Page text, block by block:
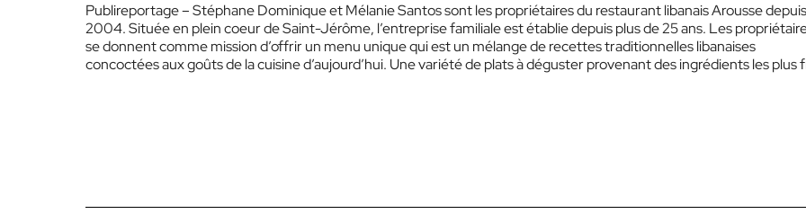
Publireportage – Stéphane Dominique et Mélanie Santos sont les propriétaires du restaurant libanais Arousse depuis
2004. Située en plein coeur de Saint-Jérôme, l’entreprise familiale est établie depuis plus de 25 ans. Les
se donnent comme mission d’offrir un menu unique qui est un mélange de recettes traditionnelles libanaises
concoctées aux goûts de la cuisine d’aujourd’hui. Une variété de plats à déguster provenant des ingrédients les plus